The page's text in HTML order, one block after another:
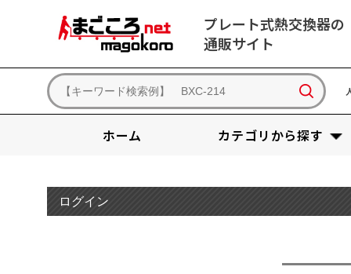
プレート式熱交換器の
通販サイト
ホーム カテゴリから探す
ログイン